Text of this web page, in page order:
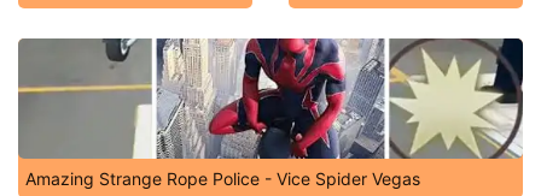
Amazing Strange Rope Police - Vice Spider Vegas